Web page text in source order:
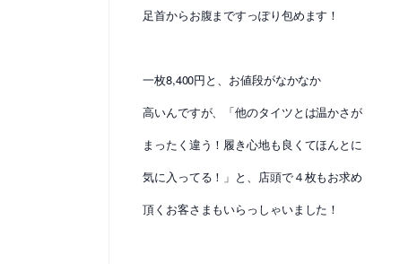
足首からお腹まですっぽり包めます！
一枚8,400円と、お値段がなかなか
高いんですが、「他のタイツとは温かさが
まったく違う！履き心地も良くてほんとに
気に入ってる！」と、店頭で４枚もお求め
頂くお客さまもいらっしゃいました！